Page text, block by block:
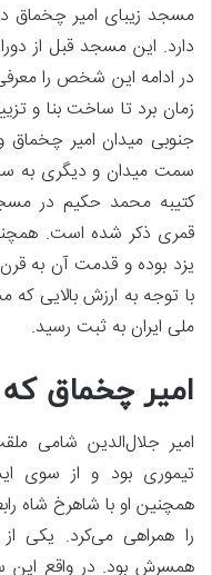
مسجد زیبای امیر چخماق
دارد. این مسجد قبل از
زمان برد تا ساخت بنا و
جنوبی میدان امیر
سمت میدان و دیگری به
قمری ذکر شده است.
ملی ایران به ثبت رسید.
امیر چخماق که
امیر جلال‌الدین شامی
تیموری بود و از سوی
همچنین او با شاهرخ شاه
را همراهی می‌کرد. یکی
همسرش بود. در واقع این